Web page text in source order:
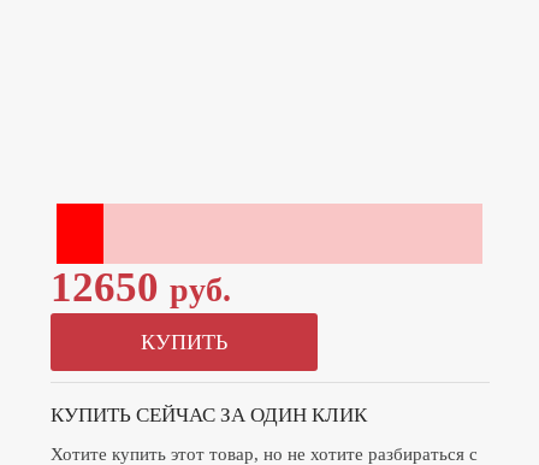
12650 руб.
КУПИТЬ
КУПИТЬ СЕЙЧАС ЗА ОДИН КЛИК
Хотите купить этот товар, но не хотите разбираться с